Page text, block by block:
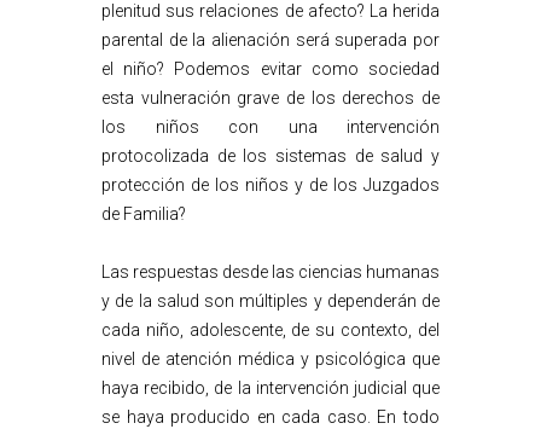
plenitud sus relaciones de afecto? La herida
parental de la alienación será superada por
el niño? Podemos evitar como sociedad
esta vulneración grave de los derechos de
los niños con una intervención
protocolizada de los sistemas de salud y
protección de los niños y de los Juzgados
de Familia?
Las respuestas desde las ciencias humanas
y de la salud son múltiples y dependerán de
cada niño, adolescente, de su contexto, del
nivel de atención médica y psicológica que
haya recibido, de la intervención judicial que
se haya producido en cada caso. En todo